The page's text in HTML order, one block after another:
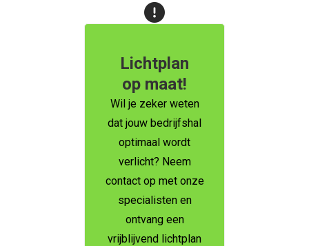
Lichtplan
op maat!
Wil je zeker weten
dat jouw bedrijfshal
optimaal wordt
verlicht? Neem
contact op met onze
specialisten en
ontvang een
vrijblijvend lichtplan